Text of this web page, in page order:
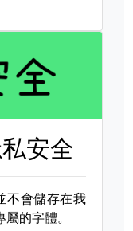
安全
不會儲存在我
的字體。